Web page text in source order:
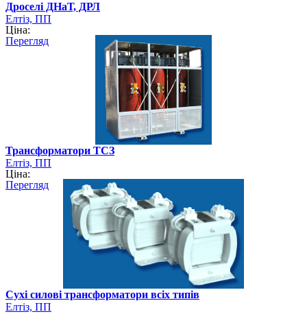
Дроселі ДНаТ, ДРЛ
Елтіз, ПП
Ціна:
Перегляд
Трансформатори ТСЗ
Елтіз, ПП
Ціна:
Перегляд
Cухі силові трансформатори всіх типів
Елтіз, ПП